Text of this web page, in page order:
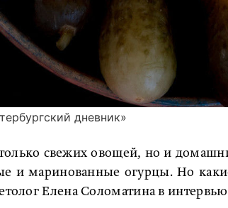
дневник»
свежих овощей, но и
и маринованные огурцы. Но
Елена Соломатина в